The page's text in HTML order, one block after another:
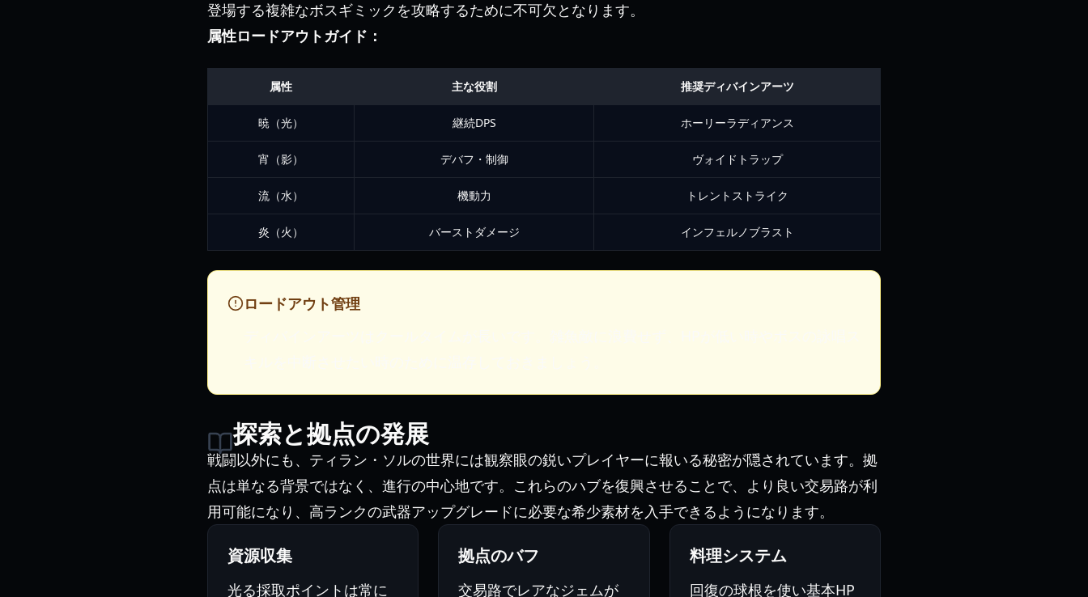
登場する複雑なボスギミックを攻略するために不可欠となります。
属性ロードアウトガイド：
属性 主な役割 推奨ディバインアーツ
暁（光） 継続DPS ホーリーラディアンス
宵（影） デバフ・制御 ヴォイドトラップ
流（水） 機動力 トレントストライク
炎（火） バーストダメージ インフェルノブラスト
ロードアウト管理
探索と拠点の発展
戦闘以外にも、ティラン・ソルの世界には観察眼の鋭いプレイヤーに報いる秘密が隠されています。拠
点は単なる背景ではなく、進行の中心地です。これらのハブを復興させることで、より良い交易路が利
用可能になり、高ランクの武器アップグレードに必要な希少素材を入手できるようになります。
資源収集
光る採取ポイントは常に
拠点のバフ
交易路でレアなジェムが
料理システム
回復の球根を使い基本HP